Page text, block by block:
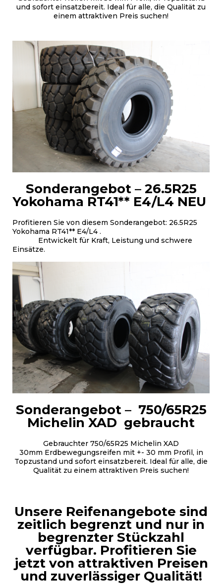
und sofort einsatzbereit. Ideal für alle, die Qualität zu
einem attraktiven Preis suchen!
Sonderangebot – 750/65R25
Michelin XAD gebraucht
Gebrauchter 750/65R25 Michelin XAD
30mm Erdbewegungsreifen mit +- 30 mm Profil, in
Topzustand und sofort einsatzbereit. Ideal für alle, die
Qualität zu einem attraktiven Preis suchen!
Sonderangebot –26.5R25
Yokohama RT41** E4/L4 NEU
Profitieren Sie von diesem Sonderangebot: 26.5R25
Yokohama RT41** E4/L4 .
Entwickelt für Kraft, Leistung und schwere
Einsätze.
Unsere Reifenangebote sind
zeitlich begrenzt und nur in
begrenzter Stückzahl
verfügbar. Profitieren Sie
jetzt von attraktiven Preisen
und zuverlässiger Qualität!